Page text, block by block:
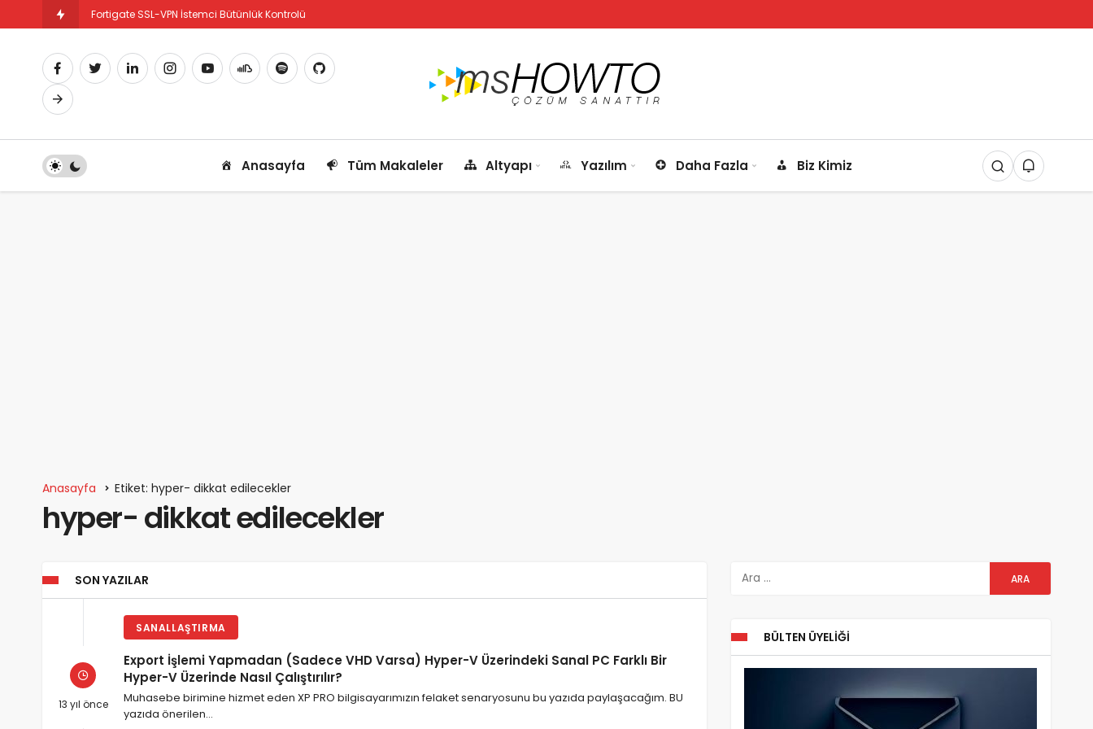
Fortigate SSL-VPN İstemci Bütünlük Kontrolü
Anasayfa Tüm Makaleler Altyapı Yazılım Daha Fazla Biz Kimiz
Anasayfa Etiket: hyper- dikkat edilecekler
hyper- dikkat edilecekler
SON YAZILAR
13 yıl önce
SANALLAŞTIRMA
Export İşlemi Yapmadan (Sadece VHD Varsa) Hyper-V Üzerindeki Sanal PC Farklı Bir
Hyper-V Üzerinde Nasıl Çalıştırılır?
Muhasebe birimine hizmet eden XP PRO bilgisayarımızın felaket senaryosunu bu yazıda paylaşacağım. BU
yazıda önerilen…
BÜLTEN ÜYELIĞI